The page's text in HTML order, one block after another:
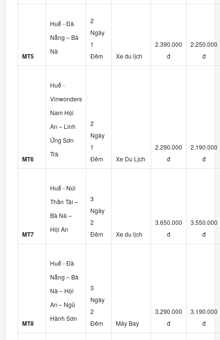
MT5
Huế - Đà
Nẵng – Bà
Nà
2
Ngày
1
Đêm
Xe du lịch
2.390.000
đ
2.250.000
đ
MT6
Huế -
Vinwonders
Nam Hội
An – Linh
Ứng Sơn
Trà
2
Ngày
1
Đêm
Xe Du Lịch
2.290.000
đ
2.190.000
đ
MT7
Huế - Núi
Thần Tài –
Bà Nà –
Hội An
3
Ngày
2
Đêm
Xe du lịch
3.650.000
đ
3.550.000
đ
MT8
Huế - Đà
Nẵng – Bà
Nà – Hội
An – Ngũ
Hành Sơn
3
Ngày
2
Đêm
Máy Bay
3.290.000
đ
3.190.000
đ